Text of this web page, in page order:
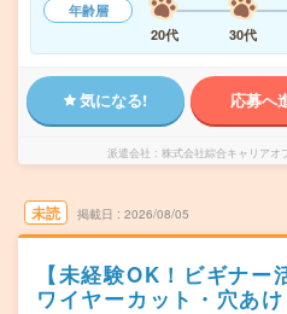
年齢層
20代
30代
気になる! 応募へ
派遣会社 株式会社綜合キャリアオ
未読 掲載日 2026/08/05
【未経験OK！ビギナ
ワイヤーカット・穴あ